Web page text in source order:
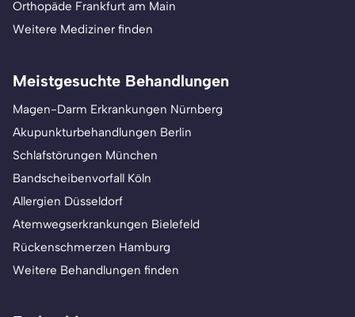
Orthopäde Frankfurt am Main
Weitere Mediziner finden
Meistgesuchte Behandlungen
Magen-Darm Erkrankungen Nürnberg
Akupunkturbehandlungen Berlin
Schlafstörungen München
Bandscheibenvorfall Köln
Allergien Düsseldorf
Atemwegserkrankungen Bielefeld
Rückenschmerzen Hamburg
Weitere Behandlungen finden